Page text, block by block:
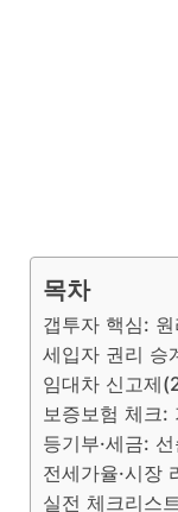
목차
갭투자 핵심:
세입자 권리 승
임대차 신고제
보증보험 체크:
등기부·세금:
전세가율·시장
실전 체크리스